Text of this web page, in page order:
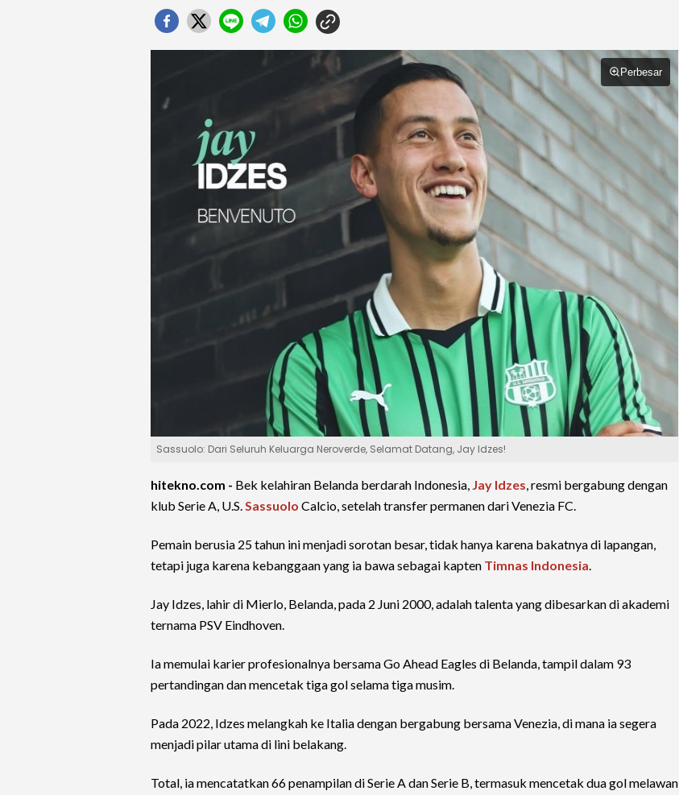
Perbesar
Sassuolo: Dari Seluruh Keluarga Neroverde, Selamat Datang, Jay Idzes!
hitekno.com - Bek kelahiran Belanda berdarah Indonesia, Jay Idzes, resmi bergabung dengan
klub Serie A, U.S.Sassuolo Calcio, setelah transfer permanen dari Venezia FC.
Pemain berusia 25 tahun ini menjadi sorotan besar, tidak hanya karena bakatnya di lapangan,
tetapi juga karena kebanggaan yang ia bawa sebagai kapten Timnas Indonesia.
Jay Idzes, lahir di Mierlo, Belanda, pada 2 Juni 2000, adalah talenta yang dibesarkan di akademi
ternama PSV Eindhoven.
Ia memulai karier profesionalnya bersama Go Ahead Eagles di Belanda, tampil dalam 93
pertandingan dan mencetak tiga gol selama tiga musim.
Pada 2022, Idzes melangkah ke Italia dengan bergabung bersama Venezia, di mana ia segera
menjadi pilar utama di lini belakang.
Total, ia mencatatkan 66 penampilan di Serie A dan Serie B, termasuk mencetak dua gol melawan